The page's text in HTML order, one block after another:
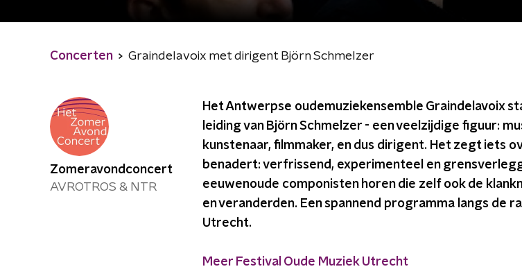
Concerten Graindelavoix met dirigent Björn Schmelzer
Het Antwerpse oudemuziekensemble Graindelavoix
leiding van Björn Schmelzer - een veelzijdige figuur:
kunstenaar, filmmaker, en dus dirigent. Het zegt iets
benadert: verfrissend, experimenteel en
eeuwenoude componisten horen die zelf ook de
en veranderden. Een spannend programma langs de
Utrecht.
Meer Festival Oude Muziek Utrecht
Zomeravondconcert
AVROTROS & NTR